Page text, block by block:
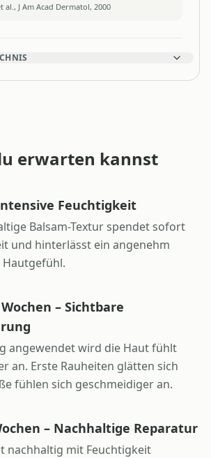
al., J Am Acad Dermatol, 2000
erwarten kannst
Feuchtigkeit
Balsam-Textur spendet sofort
und hinterlässt ein angenehm
– Sichtbare
angewendet wird die Haut fühlt
an. Erste Rauheiten glätten sich
fühlen sich geschmeidiger an.
– Nachhaltige Reparatur
nachhaltig mit Feuchtigkeit